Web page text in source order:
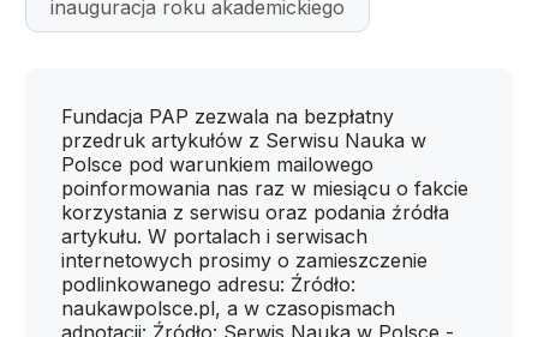
inauguracja roku akademickiego
Fundacja PAP zezwala na bezpłatny
przedruk artykułów z Serwisu Nauka w
Polsce pod warunkiem mailowego
poinformowania nas raz w miesiącu o fakcie
korzystania z serwisu oraz podania źródła
artykułu. W portalach i serwisach
internetowych prosimy o zamieszczenie
podlinkowanego adresu: Źródło:
naukawpolsce.pl, a w czasopismach